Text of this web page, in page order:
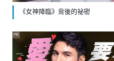
《女神降臨》背後的祕密
PR